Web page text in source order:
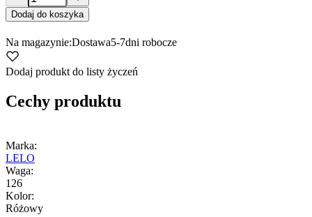
Dodaj do koszyka
Na magazynie:Dostawa5-7dni robocze
Dodaj produkt do listy życzeń
Cechy produktu
Marka:
LELO
Waga:
126
Kolor:
Różowy